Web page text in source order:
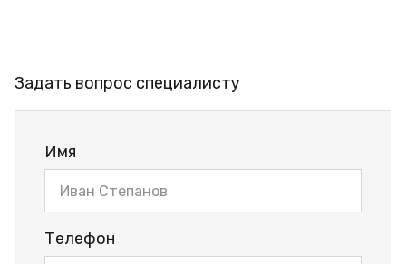
Задать вопрос специалисту
Имя
Телефон